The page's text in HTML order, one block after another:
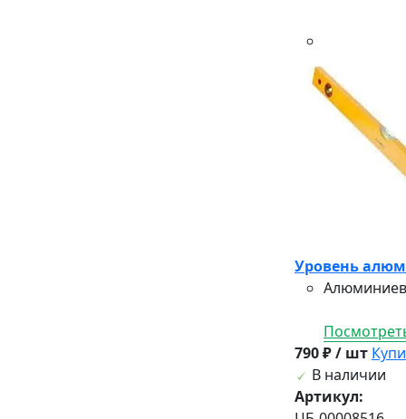
Уровень
790 ₽ / шт
В наличии
Артикул: